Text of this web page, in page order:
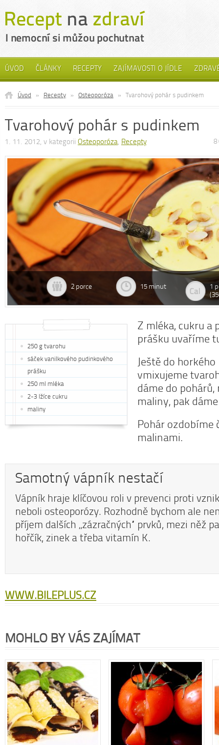
ÚVOD ČLÁNKY RECEPTY ZAJÍMAVOSTI O JÍDLE
Úvod » Recepty » Osteoporóza » Tvarohový pohár s pudinkem
Tvarohový pohár s pudinkem
1. 11. 2012, v kategorii Osteoporóza, Recepty 8
2 porce 15 minut
1
250 g tvarohu
sáček vanilkového pudinkového
prášku
250 ml mléka
2-3 lžíce cukru
maliny
Z mléka, cukru a
prášku uvaříme
Ještě do
vmixujeme
dáme do
maliny, pak
Pohár ozdobíme
malinami.
Samotný vápník nestačí
Vápník hraje klíčovou roli v prevenci proti
neboli osteoporózy. Rozhodně bychom ale
příjem dalších „zázračných“ prvků, mezi něž
hořčík, zinek a třeba vitamín K.
WWW.BILEPLUS.CZ
MOHLO BY VÁS ZAJÍMAT